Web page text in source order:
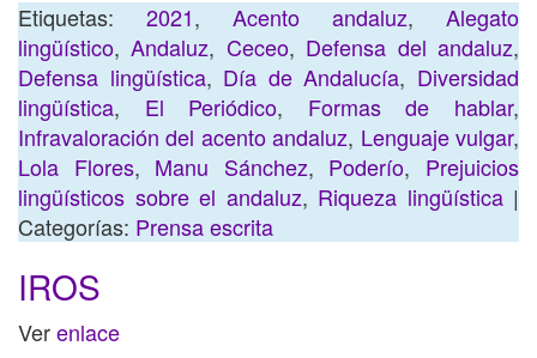
Etiquetas: 2021, Acento andaluz, Alegato
lingüístico,Andaluz, Ceceo, Defensa del andaluz,
Defensa lingüística, Día de Andalucía, Diversidad
lingüística, El Periódico, Formas de hablar,
Infravaloración del acento andaluz, Lenguaje vulgar,
Lola Flores, Manu Sánchez, Poderío, Prejuicios
lingüísticos sobre el andaluz, Riqueza lingüística|
Categorías: Prensa escrita
IROS
Verenlace